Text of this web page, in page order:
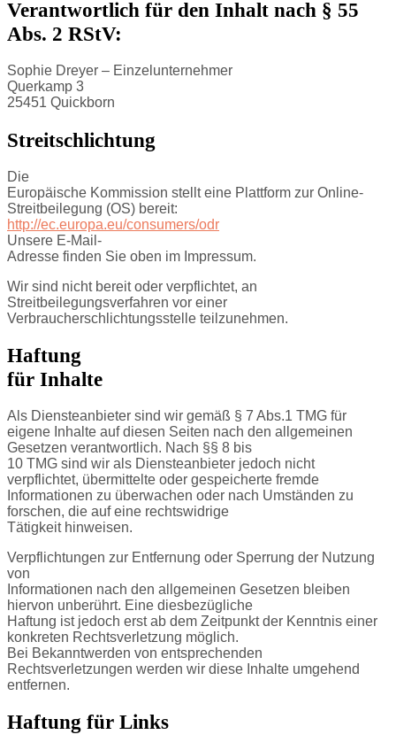
Verantwortlich für den Inhalt nach § 55
Abs. 2 RStV:
Sophie Dreyer – Einzelunternehmer
Querkamp 3
25451 Quickborn
Streitschlichtung
Die
Europäische Kommission stellt eine Plattform zur Online-
Streitbeilegung (OS) bereit:
http://ec.europa.eu/consumers/odr
Unsere E-Mail-
Adresse finden Sie oben im Impressum.
Wir sind nicht bereit oder verpflichtet, an
Streitbeilegungsverfahren vor einer
Verbraucherschlichtungsstelle teilzunehmen.
Haftung
für Inhalte
Als Diensteanbieter sind wir gemäß § 7 Abs.1 TMG für
eigene Inhalte auf diesen Seiten nach den allgemeinen
Gesetzen verantwortlich. Nach §§ 8 bis
10 TMG sind wir als Diensteanbieter jedoch nicht
verpflichtet, übermittelte oder gespeicherte fremde
Informationen zu überwachen oder nach Umständen zu
forschen, die auf eine rechtswidrige
Tätigkeit hinweisen.
Verpflichtungen zur Entfernung oder Sperrung der Nutzung
von
Informationen nach den allgemeinen Gesetzen bleiben
hiervon unberührt. Eine diesbezügliche
Haftung ist jedoch erst ab dem Zeitpunkt der Kenntnis einer
konkreten Rechtsverletzung möglich.
Bei Bekanntwerden von entsprechenden
Rechtsverletzungen werden wir diese Inhalte umgehend
entfernen.
Haftung für Links